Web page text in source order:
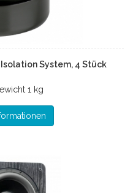
System, 4 Stück
1 kg